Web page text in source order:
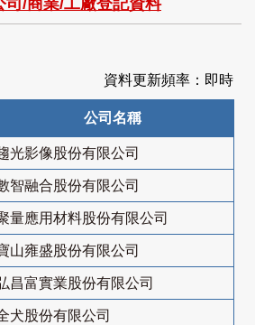
資料更新頻率：即時
公司名稱
光影像股份有限公司
智融合股份有限公司
量應用材料股份有限公司
山雍盛股份有限公司
昌富實業股份有限公司
犬股份有限公司